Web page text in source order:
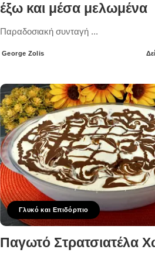
έξω και μέσα μελωμένα
Παραδοσιακή συνταγή ...
Posted
George Zolis
Γλυκό και Επιδόρπιο
Παγωτό Στρατσιατέλα